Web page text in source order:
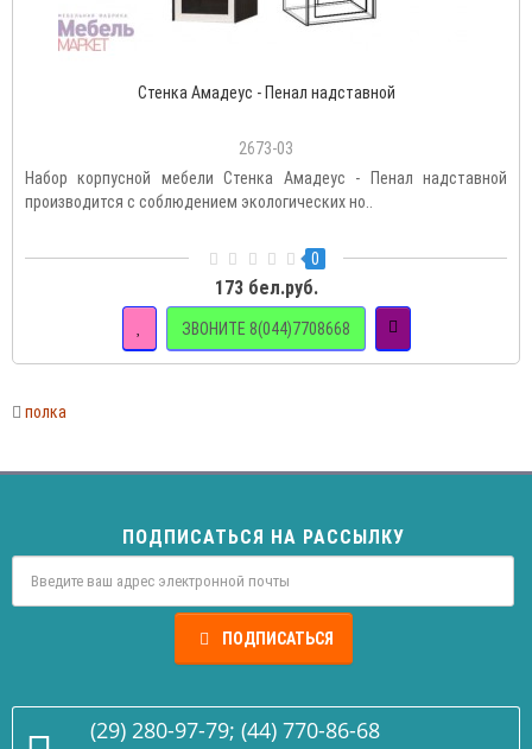
Стенка Амадеус - Пенал надставной
2673-03
Набор корпусной мебели Стенка Амадеус - Пенал надставной
производится с соблюдением экологических но..
0
173 бел.руб.
ЗВОНИТЕ 8(044)7708668
полка
ПОДПИСАТЬСЯ НА РАССЫЛКУ
ПОДПИСАТЬСЯ
(29) 280-97-79; (44) 770-86-68